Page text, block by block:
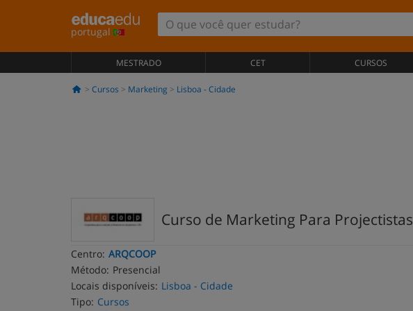
portugal
MESTRADO CET CURSOS
Cursos Marketing Lisboa - Cidade
Curso de Marketing Para Projectistas
Centro: ARQCOOP
Método: Presencial
Locais disponíveis: Lisboa - Cidade
Tipo: Cursos